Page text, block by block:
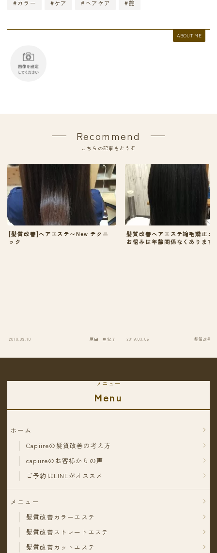
#カラー #ケア #ヘアケア #艶
ABOUT ME
Recommend
こちらの記事もどうぞ
[髪質改善]ヘアエステ〜New テクニ
ック
2018.09.18 原田 亜紀子
髪質改善ヘアエステ縮毛矯正カ
お悩みは年齢関係なくあります
2019.03.06 髪質改善ヘ
メニュー
Menu
ホーム
Capiireの髪質改善の考え方
capiireのお客様からの声
ご予約はLINEがオススメ
メニュー
髪質改善カラーエステ
髪質改善ストレートエステ
髪質改善カットエステ